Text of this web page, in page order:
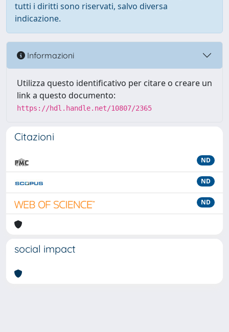
tutti i diritti sono riservati, salvo diversa
indicazione.
Informazioni
Utilizza questo identificativo per citare o creare un
link a questo documento:
https://hdl.handle.net/10807/2365
Citazioni
ND
ND
ND
social impact